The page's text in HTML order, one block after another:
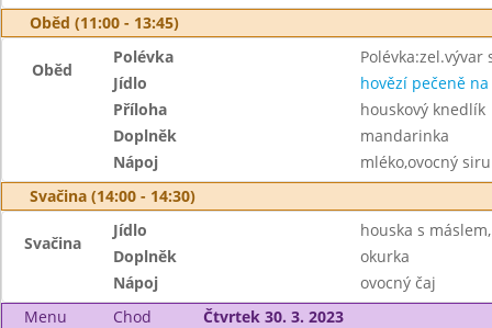
Oběd (11:00 - 13:45)
Oběd
Polévka
Polévka:zel.vývar
Jídlo
hovězí pečeně
Příloha
houskový knedlík
Doplněk
mandarinka
Nápoj
mléko,ovocný
Svačina (14:00 - 14:30)
Svačina
Jídlo
houska s
Doplněk
okurka
Nápoj
ovocný čaj
Menu
Chod
Čtvrtek 30. 3. 2023